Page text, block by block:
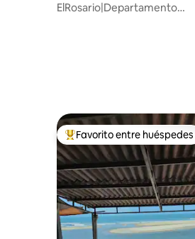
ElRosario|Departamento
Favorito entre huéspedes
Favorito entre huéspedes